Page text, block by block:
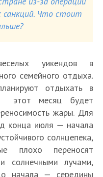
санкций. Что стоит
уикендов в
семейного отдыха.
отдыхать в
этот месяц будет
жары. Для
конца июля — начала
солнцепека,
плохо переносят
солнечными лучами,
начала — середины